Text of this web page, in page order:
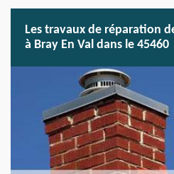
Les travaux de réparation
à Bray En Val dans le 45460